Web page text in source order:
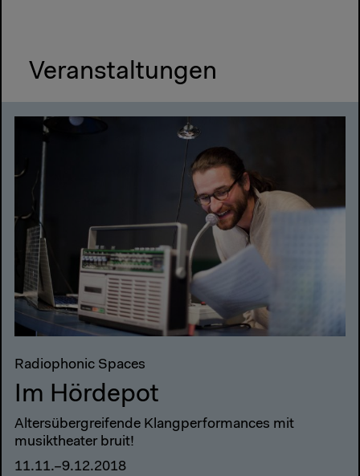
Veranstaltungen
Radiophonic Spaces
Im Hördepot
Altersübergreifende Klangperformances mit
musiktheater bruit!
11.11.–9.12.2018